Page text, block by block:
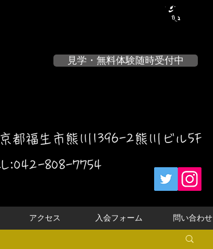
見学・無料体験随時受付中
都福生市熊川1396-2熊川ビル5F
808-7754
アクセス 入会フォーム 問い合わせ